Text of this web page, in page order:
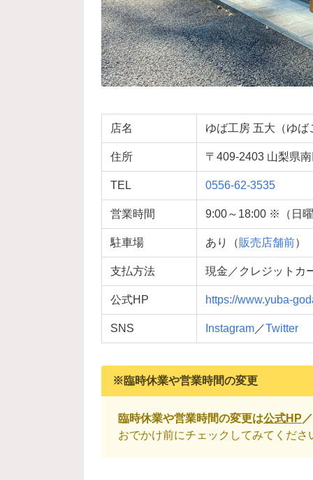
店名 ゆば工房 五大（ゆ
住所 〒409-2403 山梨県
TEL 0556-62-3535
営業時間 9:00～18:00 ※ （日
駐車場 あり（販売店舗前）
支払方法 現金／クレジットカ
公式HP https://www.yuba-
SNS Instagram ／Twitter
※臨時休業や営業時間の変更
臨時休業や営業時間の変更は公式HP ／
おでかけ前にチェックしてみてくださ